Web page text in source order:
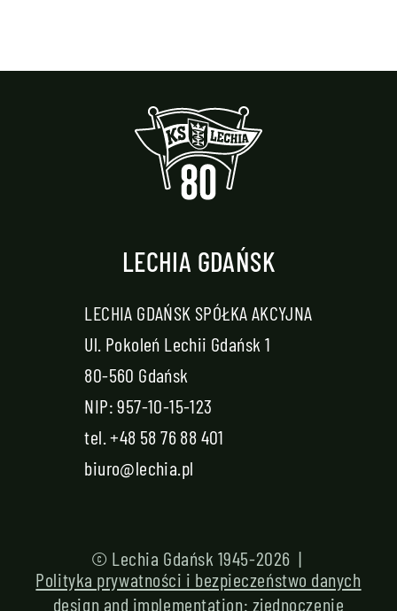
LECHIA GDAŃSK
LECHIA GDAŃSK SPÓŁKA AKCYJNA
Ul. Pokoleń Lechii Gdańsk 1
80-560 Gdańsk
NIP: 957-10-15-123
tel.+48 58 76 88 401
biuro@lechia.pl
© Lechia Gdańsk 1945-2026 |
Polityka prywatności i bezpieczeństwo danych
design and implementation: zjednoczenie